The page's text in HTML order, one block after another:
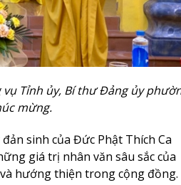
Tỉnh ủy, Bí thư Đảng ủy
mừng.
sinh của Đức Phật Thích Ca
giá trị nhân văn sâu sắc của
hướng thiện trong cộng đồng.